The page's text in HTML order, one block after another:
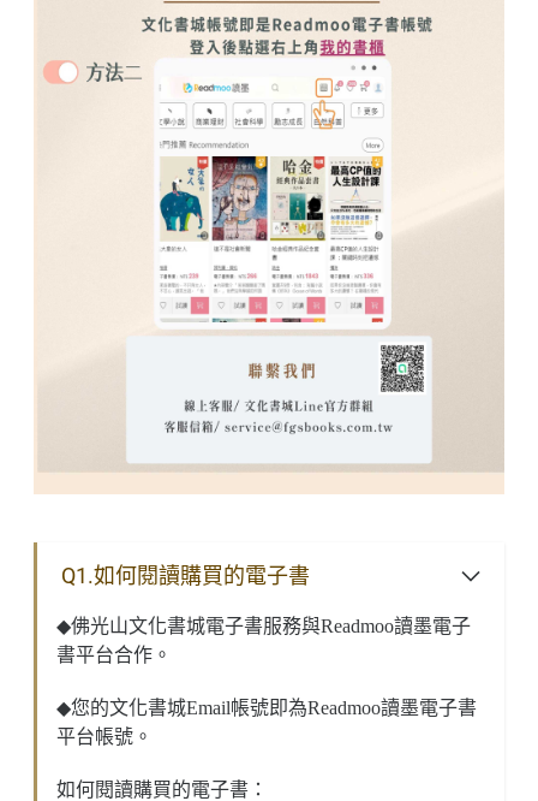
Q1.如何閱讀購買的電子書
◆佛光山文化書城電子書服務與Readmoo讀墨電子
書平台合作。
◆您的文化書城Email帳號即為Readmoo讀墨電子書
平台帳號。
如何閱讀購買的電子書：